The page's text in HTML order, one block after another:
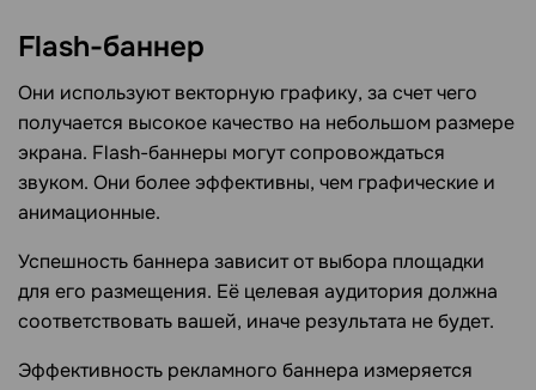
Flash-баннер
Они используют векторную графику, за счет чего
получается высокое качество на небольшом размере
экрана. Flash-баннеры могут сопровождаться
звуком. Они более эффективны, чем графические и
анимационные.
Успешность баннера зависит от выбора площадки
для его размещения. Её целевая аудитория должна
соответствовать вашей, иначе результата не будет.
Эффективность рекламного баннера измеряется